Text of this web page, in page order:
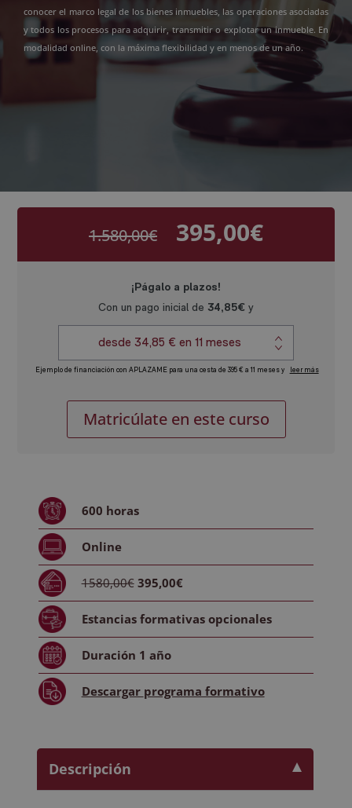
conocer el marco legal de los bienes inmuebles, las operaciones asociadas
y todos los procesos para adquirir, transmitir o explotar un inmueble. En
modalidad online, con la máxima flexibilidad y en menos de un año.
1.580,00€
era:
1.580,00€.
395,00€El
Experto
Matricúlate en este curso
600 horas
Online
1580,00€ 395,00€
Estancias formativasopcionales
Duración 1 año
Descargar programa formativo
Descripción